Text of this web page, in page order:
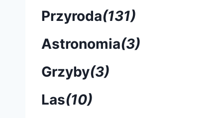
Przyroda(131)
Astronomia(3)
Grzyby(3)
Las(10)